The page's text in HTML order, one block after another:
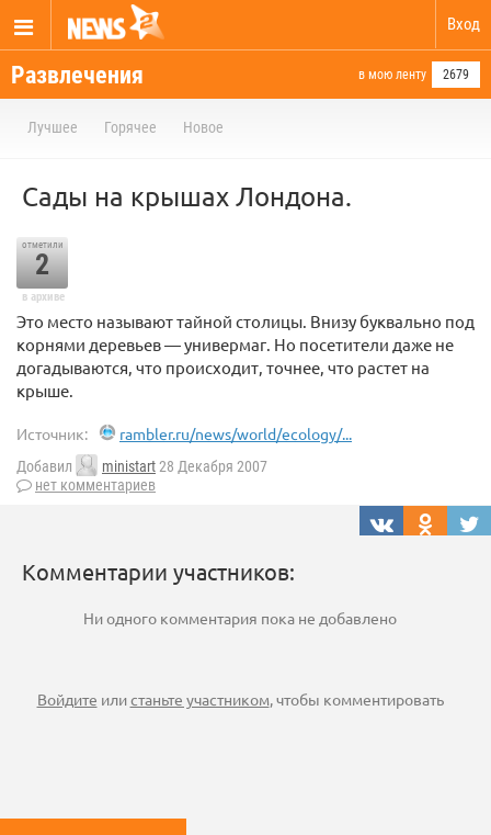
Вход
Развлечения в мою ленту 2679
Лучшее Горячее Новое
Сады на крышах Лондона.
отметили
2
в архиве
Это место называют тайной столицы. Внизу буквально под
корнями деревьев — универмаг. Но посетители даже не
догадываются, что происходит, точнее, что растет на
крыше.
Источник: rambler.ru/news/world/ecology/...
Добавил ministart28 Декабря 2007
нет комментариев
Комментарии участников:
Ни одного комментария пока не добавлено
Войдите илистаньте участником, чтобы комментировать